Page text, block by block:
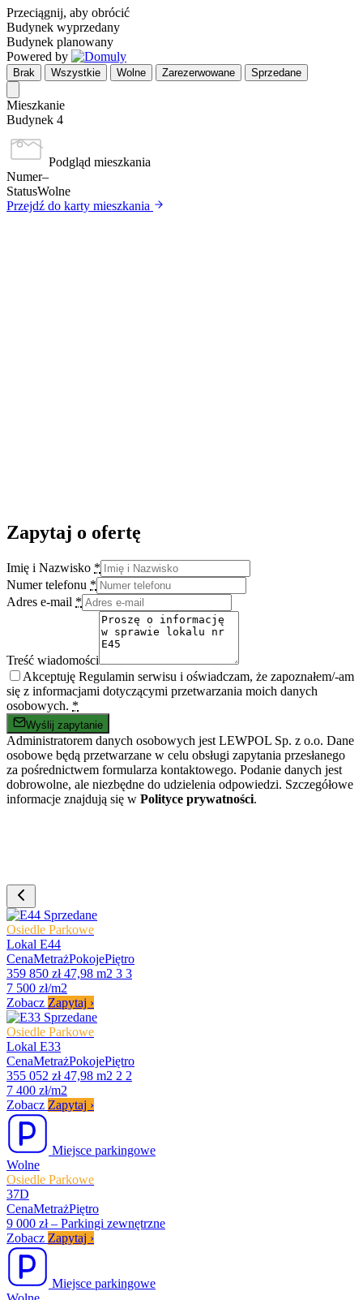
Przeciągnij, aby obrócić
Budynek wyprzedany
Budynek planowany
Powered by
Brak Wszystkie Wolne Zarezerwowane Sprzedane
Mieszkanie
Budynek 4
Podgląd mieszkania
Numer–
StatusWolne
Przejdź do karty mieszkania
Zapytaj o ofertę
Imię i Nazwisko *
Numer telefonu *
Adres e-mail *
Treść wiadomości
Akceptuję Regulamin serwisu i oświadczam, że zapoznałem/-am
się z informacjami dotyczącymi przetwarzania moich danych
osobowych. *
Wyślij zapytanie
Administratorem danych osobowych jest LEWPOL Sp. z o.o. Dane
osobowe będą przetwarzane w celu obsługi zapytania przesłanego
za pośrednictwem formularza kontaktowego. Podanie danych jest
dobrowolne, ale niezbędne do udzielenia odpowiedzi. Szczegółowe
informacje znajdują się w Polityce prywatności.
Sprzedane
Osiedle Parkowe
Lokal E44
CenaMetrażPokojePiętro
359 850 zł 47,98 m2 3 3
7 500 zł/m2
Zobacz Zapytaj ›
Sprzedane
Osiedle Parkowe
Lokal E33
CenaMetrażPokojePiętro
355 052 zł 47,98 m2 2 2
7 400 zł/m2
Zobacz Zapytaj ›
Miejsce parkingowe
Wolne
Osiedle Parkowe
37D
CenaMetrażPiętro
9 000 zł – Parkingi zewnętrzne
Zobacz Zapytaj ›
Miejsce parkingowe